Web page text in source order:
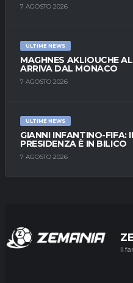
7 AGOSTO 2026
ULTIME NEWS
MAGHNES AKLIOUCHE
ARRIVA DAL MONACO
7 AGOSTO 2026
ULTIME NEWS
GIANNI INFANTINO-FIFA:
PRESIDENZA È IN BILICO
7 AGOSTO 2026
Il